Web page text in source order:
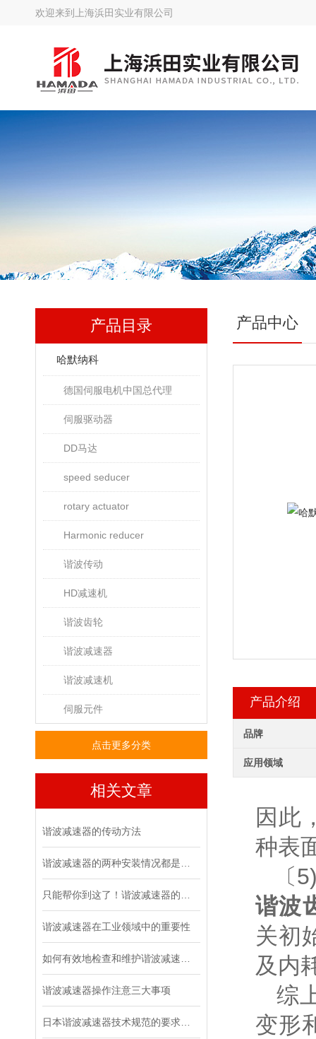
欢迎来到 上海浜田实业有限公司
产品目录
哈默纳科
德国伺服电机中国总代理
伺服驱动器
DD马达
speed seducer
rotary actuator
Harmonic reducer
谐波传动
HD减速机
谐波齿轮
谐波减速器
谐波减速机
伺服元件
点击更多分类
相关文章
谐波减速器的传动方法
谐波减速器在工业领域中的重要性
谐波减速器操作注意三大事项
产品中心
产品介绍
品牌
应用领域
因此
种表
〔
谐波
关初
及内
综
变形